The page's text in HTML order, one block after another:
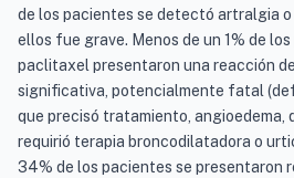
de los pacientes se detectó artralgia o
ellos fue grave. Menos de un 1% de
paclitaxel presentaron una reacción
significativa, potencialmente fatal
que precisó tratamiento, angioedema,
requirió terapia broncodilatadora o
34% de los pacientes se presentaron